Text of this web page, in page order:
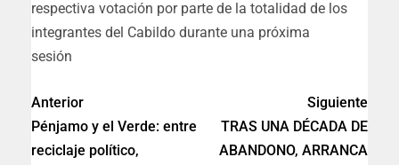
respectiva votación por parte de la totalidad de los
integrantes del Cabildo durante una próxima
sesión
Anterior
Pénjamo y el Verde: entre
reciclaje político,
Siguiente
TRAS UNA DÉCADA DE
ABANDONO, ARRANCA